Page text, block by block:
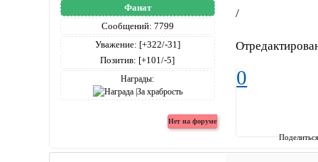
Фанат
Сообщений: 7799
Уважение: [+322/-31]
Позитив: [+101/-5]
Награды:
/
0